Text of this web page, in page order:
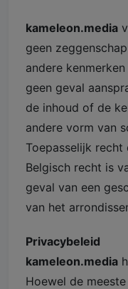
kameleon.media
geen
andere
geen geval
de inhoud of de
andere vorm van
Toepasselijk
Belgisch recht is
geval van een
van het
Privacybeleid
kameleon.media
Hoewel de